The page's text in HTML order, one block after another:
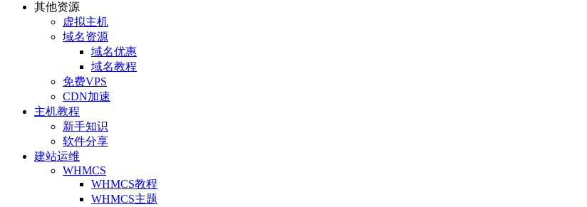
其他资源
虚拟主机
域名资源
域名优惠
域名教程
免费VPS
CDN加速
主机教程
新手知识
软件分享
建站运维
WHMCS
WHMCS教程
WHMCS主题